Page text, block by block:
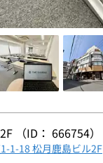
（ID： 666754）
1-18 松月鹿島ビル2F